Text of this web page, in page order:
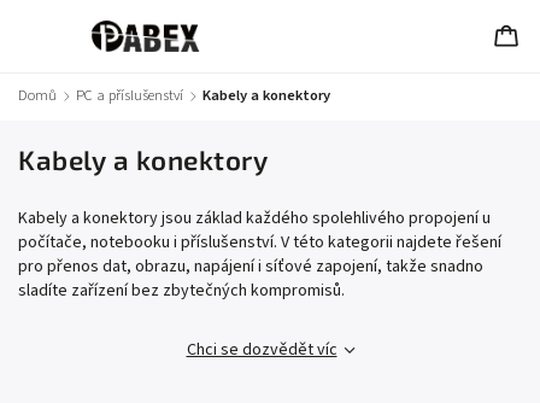
Domů / PC a příslušenství / Kabely a konektory
Kabely a konektory
Kabely a konektory jsou základ každého spolehlivého propojení u
počítače, notebooku i příslušenství. V této kategorii najdete řešení
pro přenos dat, obrazu, napájení i síťové zapojení, takže snadno
sladíte zařízení bez zbytečných kompromisů.
Chci se dozvědět víc